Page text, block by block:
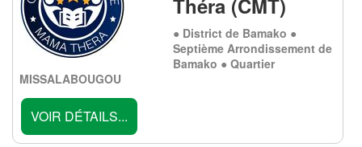
Théra (CMT)
● District de Bamako ●
Septième Arrondissement de
Bamako ● Quartier
MISSALABOUGOU
VOIR DÉTAILS...